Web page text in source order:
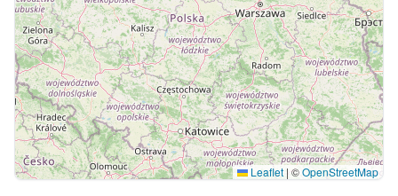
Leaflet | ©OpenStreetMap